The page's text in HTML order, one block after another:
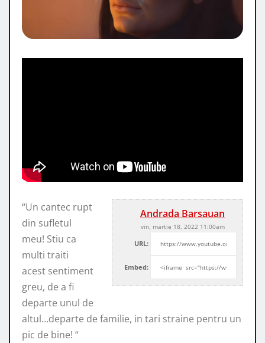
Andrada Barsauan
vin, martie 18, 2022 11:00am
URL:
Embed:
“Un cantec rupt
din sufletul
meu! Stiu ca
multi traiti
acest sentiment
greu, de a fi
departe unul de
altul…departe de familie, in tari straine pentru un
pic de bine! “